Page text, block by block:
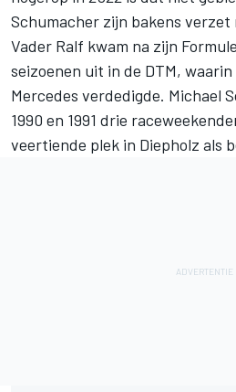
Schumacher zijn bakens verzet
Vader Ralf kwam na zijn
seizoenen uit in de DTM,
Mercedes verdedigde. Michael
1990 en 1991 drie
veertiende plek in Diepholz als